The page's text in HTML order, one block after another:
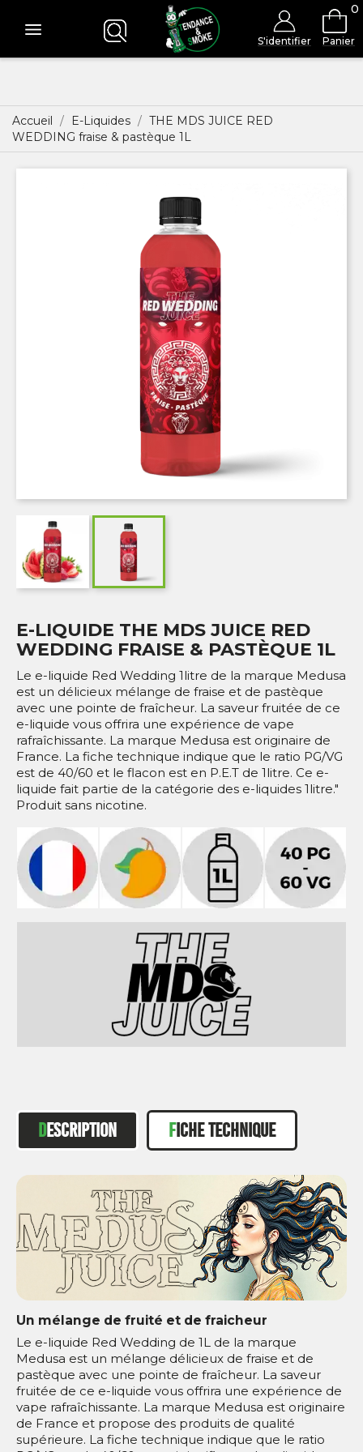
S'identifier
0
Panier
Accueil E-Liquides
THE MDS JUICE RED
WEDDING fraise & pastèque 1L
E-LIQUIDE THE MDS JUICE RED
WEDDING FRAISE & PASTÈQUE 1L
Le e-liquide Red Wedding 1litre de la marque Medusa
est un délicieux mélange de fraise et de pastèque
avec une pointe de fraîcheur. La saveur fruitée de ce
e-liquide vous offrira une expérience de vape
rafraîchissante. La marque Medusa est originaire de
France. La fiche technique indique que le ratio PG/VG
est de 40/60 et le flacon est en P.E.T de 1litre. Ce e-
liquide fait partie de la catégorie des e-liquides 1litre."
Produit sans nicotine.
DESCRIPTION FICHE TECHNIQUE
Un mélange de fruité et de fraicheur
Le e-liquide Red Wedding de 1L de la marque
Medusa est un mélange délicieux de fraise et de
pastèque avec une pointe de fraîcheur. La saveur
fruitée de ce e-liquide vous offrira une expérience de
vape rafraîchissante. La marque Medusa est originaire
de France et propose des produits de qualité
supérieure. La fiche technique indique que le ratio